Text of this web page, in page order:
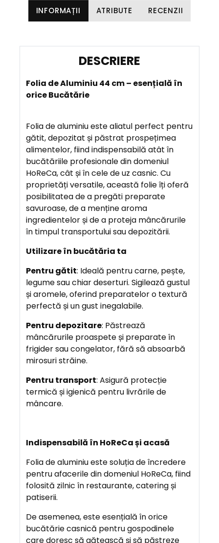
INFORMAȚII ATRIBUTE RECENZII
S
C
I
E
R
E
A
V
A
N
A
E
Folia de Aluminiu 44 cm – esențială în
orice Bucătărie
Folia de aluminiu este aliatul perfect pentru
gătit, depozitat și păstrat prospețimea
alimentelor, fiind indispensabilă atât în
bucătăriile profesionale din domeniul
HoReCa, cât și în cele de uz casnic. Cu
proprietăți versatile, această folie îți oferă
posibilitatea de a pregăti preparate
savuroase, de a menține aroma
ingredientelor și de a proteja mâncărurile
în timpul transportului sau depozitării.
Utilizare în bucătăria ta
Pentru gătit: Ideală pentru carne, pește,
legume sau chiar deserturi. Sigilează gustul
și aromele, oferind preparatelor o textură
perfectă și un gust inegalabile.
Pentru depozitare: Păstrează
mâncărurile proaspete și preparate în
frigider sau congelator, fără să absoarbă
mirosuri străine.
Pentru transport: Asigură protecție
termică și igienică pentru livrările de
mâncare.
Indispensabilă în HoReCa și acasă
Folia de aluminiu este soluția de încredere
pentru afacerile din domeniul HoReCa, fiind
folosită zilnic în restaurante, catering și
patiserii.
De asemenea, este esențială în orice
bucătărie casnică pentru gospodinele
care doresc să gătească și să păstreze